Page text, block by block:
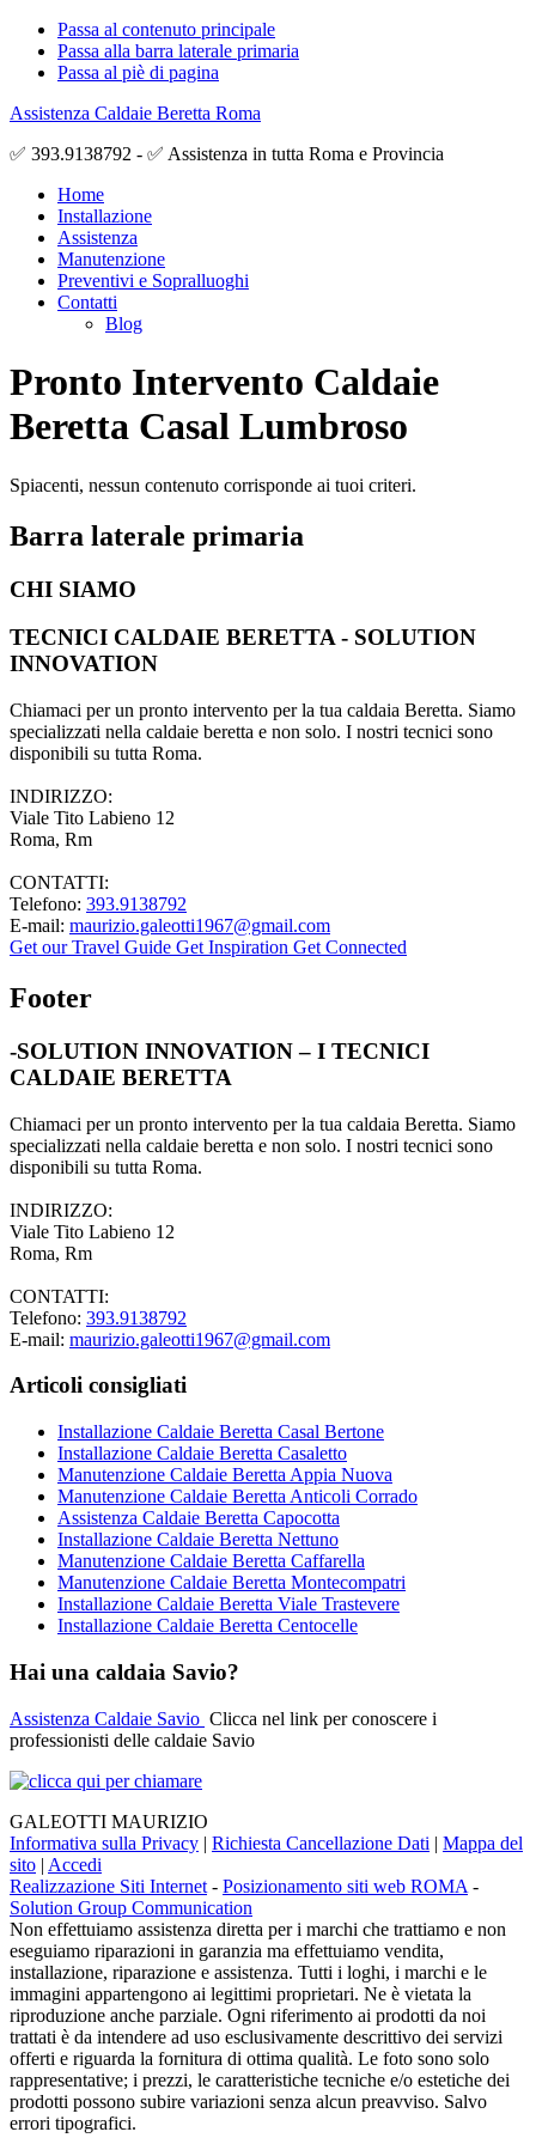
Passa al contenuto principale
Passa alla barra laterale primaria
Passa al piè di pagina
Assistenza Caldaie Beretta Roma
✅ 393.9138792 - ✅ Assistenza in tutta Roma e Provincia
Home
Installazione
Assistenza
Manutenzione
Preventivi e Sopralluoghi
Contatti
Blog
Pronto Intervento Caldaie
Beretta Casal Lumbroso
Spiacenti, nessun contenuto corrisponde ai tuoi criteri.
Barra laterale primaria
CHI SIAMO
TECNICI CALDAIE BERETTA - SOLUTION
INNOVATION
Chiamaci per un pronto intervento per la tua caldaia Beretta. Siamo
specializzati nella caldaie beretta e non solo. I nostri tecnici sono
disponibili su tutta Roma.
INDIRIZZO:
Viale Tito Labieno 12
Roma, Rm
CONTATTI:
Telefono: 393.9138792
E-mail: maurizio.galeotti1967@gmail.com
Get our Travel Guide Get Inspiration Get Connected
Footer
-SOLUTION INNOVATION – I TECNICI
CALDAIE BERETTA
Chiamaci per un pronto intervento per la tua caldaia Beretta. Siamo
specializzati nella caldaie beretta e non solo. I nostri tecnici sono
disponibili su tutta Roma.
INDIRIZZO:
Viale Tito Labieno 12
Roma, Rm
CONTATTI:
Telefono: 393.9138792
E-mail: maurizio.galeotti1967@gmail.com
Articoli consigliati
Installazione Caldaie Beretta Casal Bertone
Installazione Caldaie Beretta Casaletto
Manutenzione Caldaie Beretta Appia Nuova
Manutenzione Caldaie Beretta Anticoli Corrado
Assistenza Caldaie Beretta Capocotta
Installazione Caldaie Beretta Nettuno
Manutenzione Caldaie Beretta Caffarella
Manutenzione Caldaie Beretta Montecompatri
Installazione Caldaie Beretta Viale Trastevere
Installazione Caldaie Beretta Centocelle
Hai una caldaia Savio?
Assistenza Caldaie Savio Clicca nel link per conoscere i
professionisti delle caldaie Savio
GALEOTTI MAURIZIO
Informativa sulla Privacy | Richiesta Cancellazione Dati | Mappa del
sito | Accedi
Realizzazione Siti Internet - Posizionamento siti web ROMA -
Solution Group Communication
Non effettuiamo assistenza diretta per i marchi che trattiamo e non
eseguiamo riparazioni in garanzia ma effettuiamo vendita,
installazione, riparazione e assistenza. Tutti i loghi, i marchi e le
immagini appartengono ai legittimi proprietari. Ne è vietata la
riproduzione anche parziale. Ogni riferimento ai prodotti da noi
trattati è da intendere ad uso esclusivamente descrittivo dei servizi
offerti e riguarda la fornitura di ottima qualità. Le foto sono solo
rappresentative; i prezzi, le caratteristiche tecniche e/o estetiche dei
prodotti possono subire variazioni senza alcun preavviso. Salvo
errori tipografici.